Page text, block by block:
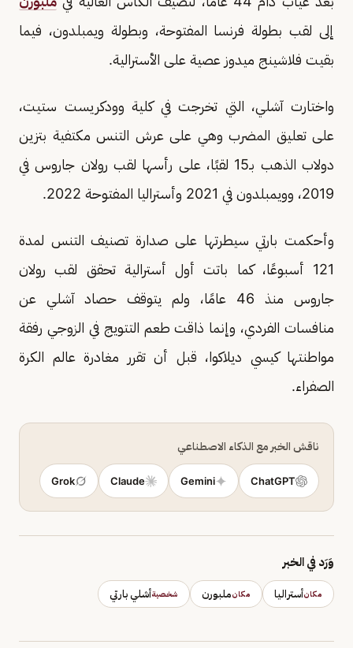
إلى لقب بطولة فرنسا المفتوحة، وبطولة ويمبلدون، فيما
بقيت فلاشينج ميدوز عصية على الأسترالية.
واختارت آشلي، التي تخرجت في كلية وودكريست ستيت،
على تعليق المضرب وهي على عرش التنس مكتفية بتزين
دولاب الذهب بـ15 لقبًا، على رأسها لقب رولان جاروس في
2019، وويمبلدون في 2021 وأستراليا المفتوحة 2022.
وأحكمت بارتي سيطرتها على صدارة تصنيف التنس لمدة
121 أسبوعًا، كما باتت أول أسترالية تحقق لقب رولان
جاروس منذ 46 عامًا، ولم يتوقف حصاد آشلي عن
منافسات الفردي، وإنما ذاقت طعم التتويج في الزوجي رفقة
مواطنتها كيسي ديلاكوا، قبل أن تقرر مغادرة عالم الكرة
الصفراء.
ناقش الخبر مع الذكاء الاصطناعي
ChatGPT
Gemini
Claude
Grok
وَرَد في الخبر
مكانأستراليا مكانملبورن شخصيةأشلي بارتي